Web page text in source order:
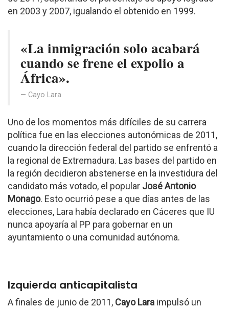
en 2003 y 2007, igualando el obtenido en 1999.
«La inmigración solo acabará
cuando se frene el expolio a
África».
Cayo Lara
Uno de los momentos más difíciles de su carrera
política fue en las elecciones autonómicas de 2011,
cuando la dirección federal del partido se enfrentó a
la regional de Extremadura. Las bases del partido en
la región decidieron abstenerse en la investidura del
candidato más votado, el popular José Antonio
Monago. Esto ocurrió pese a que días antes de las
elecciones, Lara había declarado en Cáceres que IU
nunca apoyaría al PP para gobernar en un
ayuntamiento o una comunidad autónoma.
Izquierda anticapitalista
A finales de junio de 2011, Cayo Lara impulsó un